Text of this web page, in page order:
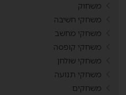
משחוק
משחקי חשיבה
משחקי מחשב
משחקי קופסה
משחקי שולחן
משחקי תנועה
משחקים